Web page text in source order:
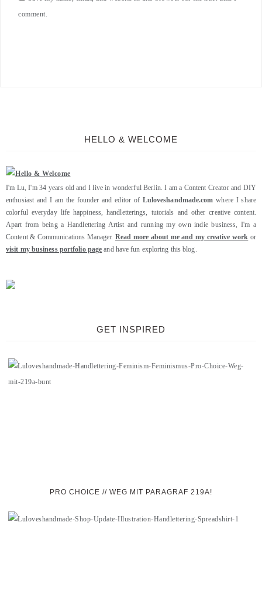
comment.
HELLO & WELCOME
I'm Lu, I'm 34 years old and I live in wonderful Berlin. I am a Content Creator and DIY
enthusiast and I am the founder and editor of Luloveshandmade.com where I share
colorful everyday life happiness, handletterings, tutorials and other creative content.
Apart from being a Handlettering Artist and running my own indie business, I'm a
Content & Communications Manager. Read more about me and my creative work or
visit my business portfolio page and have fun exploring this blog.
GET INSPIRED
PRO CHOICE // WEG MIT PARAGRAF 219A!